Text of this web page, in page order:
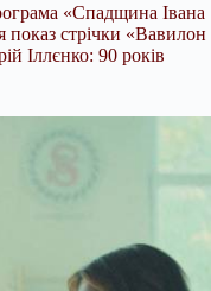
«Спадщина Івана
показ стрічки «Вавилон
Іллєнко: 90 років